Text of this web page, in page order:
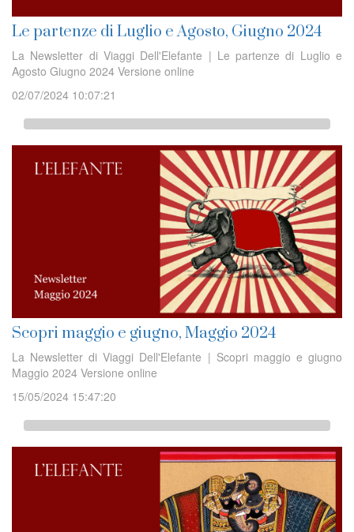
Le partenze di Luglio e Agosto, Giugno 2024
La Newsletter di Viaggi Dell'Elefante | Le partenze di Luglio e
Agosto Giugno 2024 Versione online
02/07/2024 10:07:21
Scopri maggio e giugno, Maggio 2024
La Newsletter di Viaggi Dell'Elefante | Scopri maggio e giugno
Maggio 2024 Versione online
15/05/2024 15:47:20